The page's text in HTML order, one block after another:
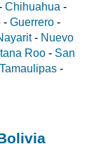
Chihuahua -
- Guerrero -
- Nuevo
Roo - San
Tamaulipas -